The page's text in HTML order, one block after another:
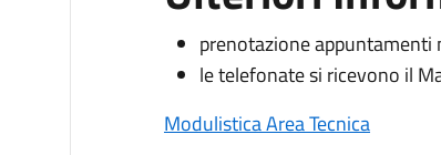
prenotazione appuntamenti
le telefonate si ricevono il
Modulistica Area Tecnica